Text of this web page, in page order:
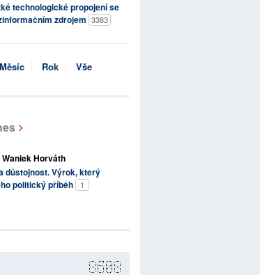
technologické propojení se
zdrojem 3383
Měsíc Rok Vše
Waniek Horváth
důstojnost. Výrok, který
politický příběh
1
8608